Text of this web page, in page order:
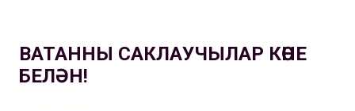
ВАТАННЫ САКЛАУЧЫЛАР КӨНЕ
БЕЛӘН!